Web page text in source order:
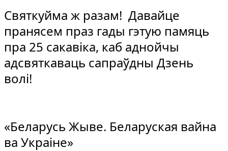
Святкуйма ж разам! Давайце
пранясем праз гады гэтую памяць
пра 25 сакавіка, каб аднойчы
адсвяткаваць сапраўдны Дзень
волі!
«Беларусь Жыве. Беларуская вайна
ва Украіне»